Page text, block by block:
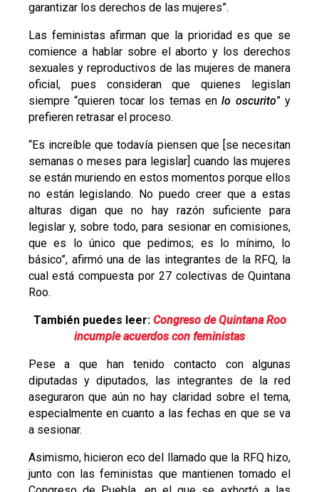
garantizar los derechos de las mujeres”.
Las feministas afirman que la prioridad es que se
comience a hablar sobre el aborto y los derechos
sexuales y reproductivos de las mujeres de manera
oficial, pues consideran que quienes legislan
siempre “quieren tocar los temas enlo oscurito” y
prefieren retrasar el proceso.
“Es increíble que todavía piensen que [se necesitan
semanas o meses para legislar] cuando las mujeres
se están muriendo en estos momentos porque ellos
no están legislando. No puedo creer que a estas
alturas digan que no hay razón suficiente para
legislar y, sobre todo, para sesionar en comisiones,
que es lo único que pedimos; es lo mínimo, lo
básico”, afirmó una de las integrantes de la RFQ, la
cual está compuesta por 27 colectivas de Quintana
Roo.
También puedes leer: Congreso de Quintana Roo
incumple acuerdos con feministas
Pese a que han tenido contacto con algunas
diputadas y diputados, las integrantes de la red
aseguraron que aún no hay claridad sobre el tema,
especialmente en cuanto a las fechas en que se va
a sesionar.
Asimismo, hicieron eco del llamado que la RFQ hizo,
junto con las feministas que mantienen tomado el